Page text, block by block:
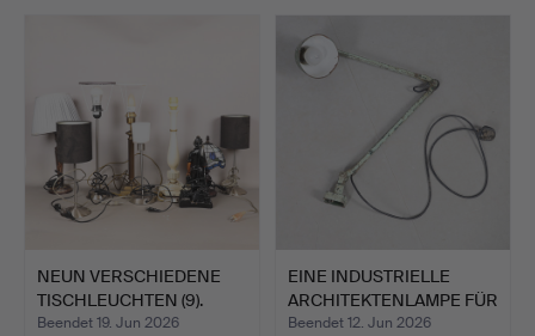
NEUN VERSCHIEDENE
TISCHLEUCHTEN (9).
Beendet 19. Jun 2026
EINE INDUSTRIELLE
ARCHITEKTENLAMPE FÜR
DIE…
Beendet 12. Jun 2026